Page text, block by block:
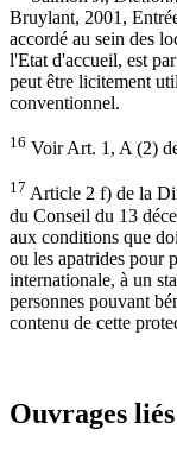
Bruylant, 2001,
accordé au sein des
l'Etat d'accueil, est
peut être licitement
conventionnel.
16 Voir Art. 1, A (2)
17 Article 2 f) de la
du Conseil du 13
aux conditions que
ou les apatrides pour
internationale, à un
personnes pouvant
contenu de cette
Ouvrages